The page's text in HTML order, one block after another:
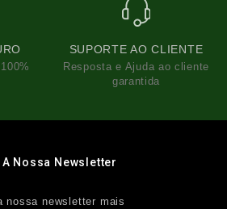
SUPORTE AO CLIENTE
Resposta e Ajuda ao cliente
garantida
Nossa Newsletter
nossa newsletter mais